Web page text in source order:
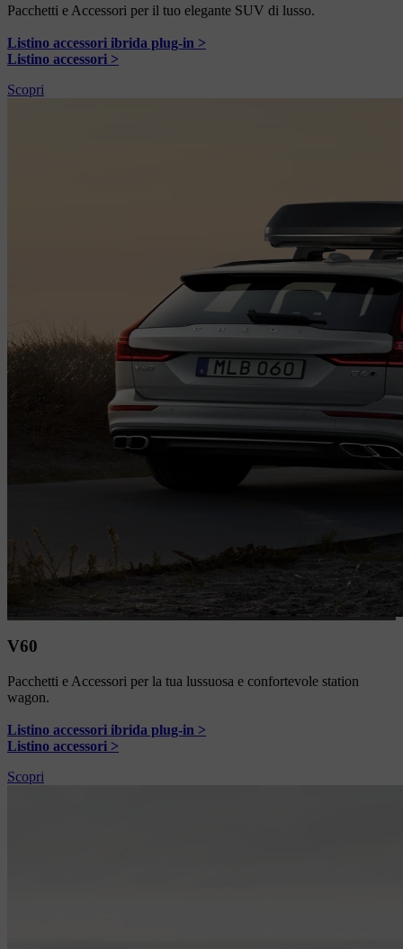
Pacchetti e Accessori per il tuo elegante SUV di lusso.
Listino accessori ibrida plug-in >
Listino accessori >
Scopri
V60
Pacchetti e Accessori per la tua lussuosa e confortevole station
wagon.
Listino accessori ibrida plug-in >
Listino accessori >
Scopri